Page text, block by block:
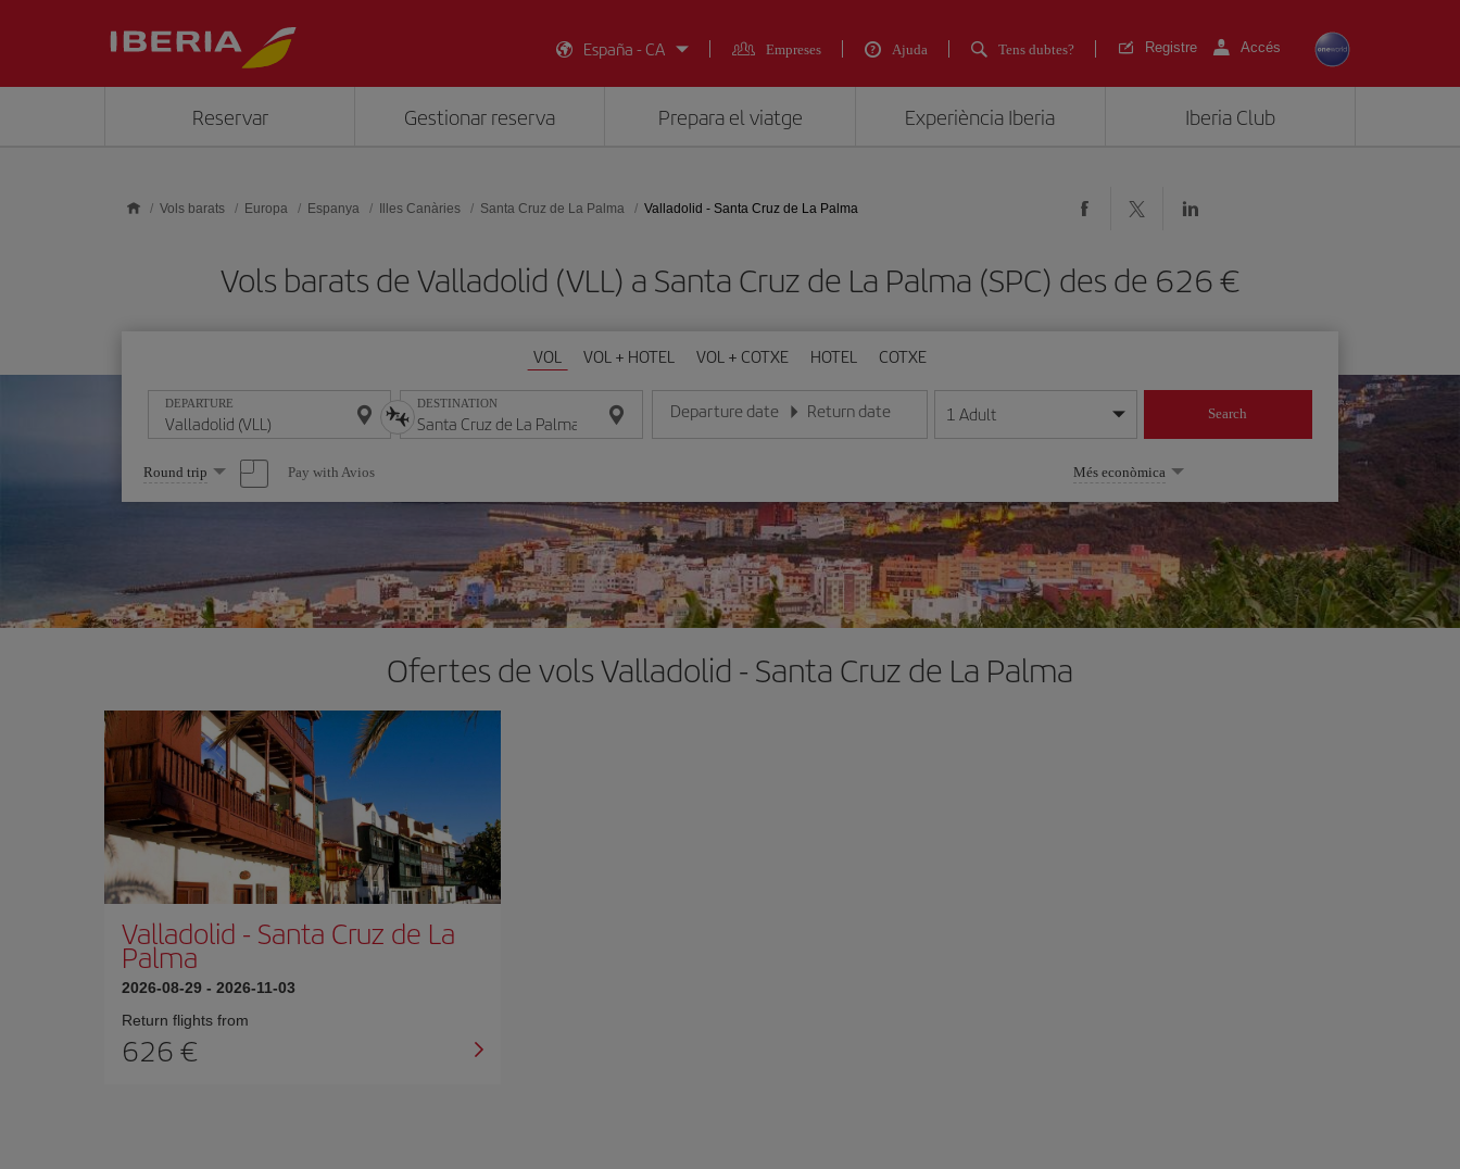
España - CA
Empreses Ajuda Tens dubtes? Registre Accés
Reservar Gestionar reserva Prepara el viatge Experiència Iberia Iberia Club
Vols barats Europa Espanya Illes Canàries Santa Cruz de La Palma Valladolid - Santa Cruz de La Palma
Vols barats de Valladolid (VLL) a Santa Cruz de La Palma (SPC) des de 626
VOL VOL + HOTEL VOL + COTXE HOTEL COTXE
DEPARTURE DESTINATION Departure date
Introduce la fecha en format dia/mes/any
Return date
Introduce la fecha en format dia/mes/any
1 Adult Search
Select
one
option
Round trip Pay with Avios Més econòmica
Ofertes de vols Valladolid - Santa Cruz de La Palma
Valladolid - Santa Cruz de La
Palma
2026-08-29 - 2026-11-03
Return flights from
626